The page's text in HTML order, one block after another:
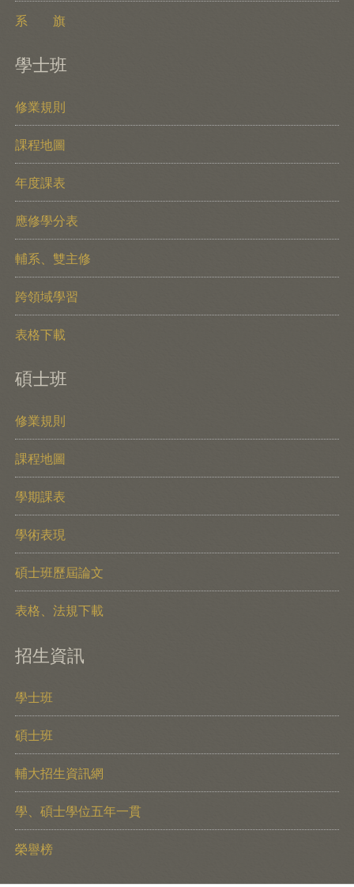
系 旗
學士班
修業規則
課程地圖
年度課表
應修學分表
輔系、雙主修
跨領域學習
表格下載
碩士班
修業規則
課程地圖
學期課表
學術表現
碩士班歷屆論文
表格、法規下載
招生資訊
學士班
碩士班
輔大招生資訊網
學、碩士學位五年一貫
榮譽榜